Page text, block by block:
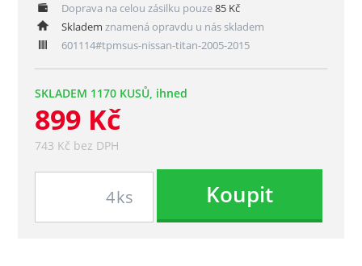
Doprava na celou zásilku pouze85 Kč
Skladem znamená opravdu u nás skladem
601114#tpmsus-nissan-titan-2005-2015
SKLADEM 1170 KUSŮ, ihned
899 Kč
743 Kč bez DPH
ks Koupit